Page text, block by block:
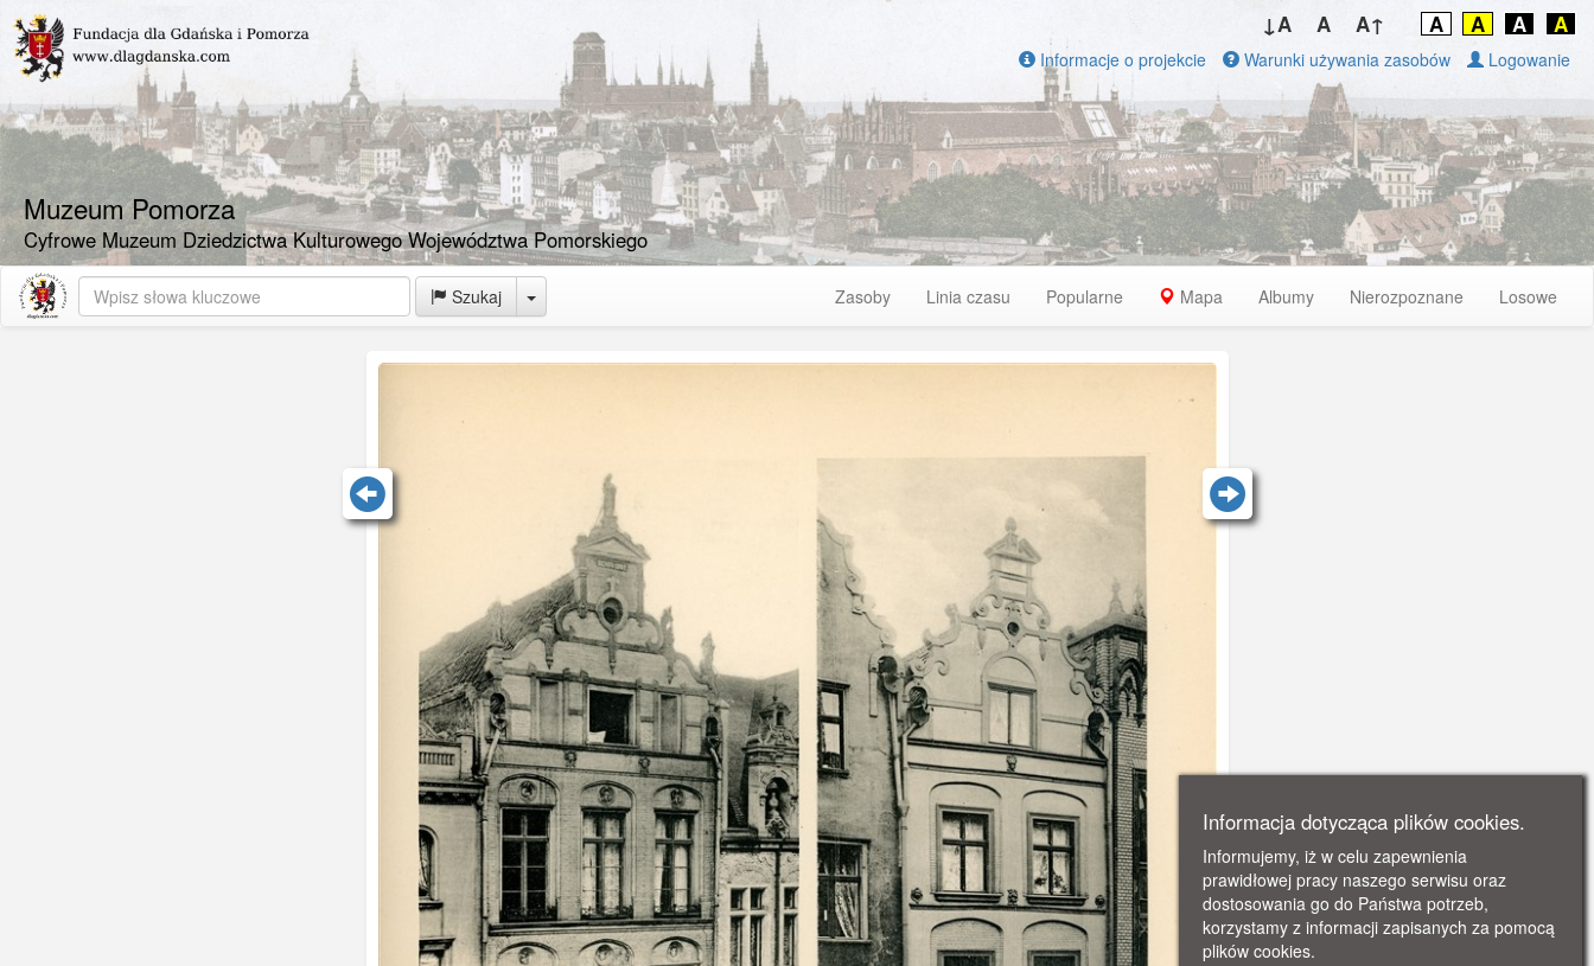
Muzeum Pomorza
Cyfrowe Muzeum Dziedzictwa Kulturowego Województwa Pomorskiego
↓A A A↑ A A A A
Informacje o projekcie Warunki używania zasobów Logowanie
Szukaj Toggle Dropdown Zasoby Linia czasu Popularne Mapa Albumy Nierozpoznane Losowe
Informacja dotycząca plików cookies.
Informujemy, iż w celu zapewnienia
prawidłowej pracy naszego serwisu oraz
dostosowania go do Państwa potrzeb,
korzystamy z informacji zapisanych za pomocą
plików cookies.